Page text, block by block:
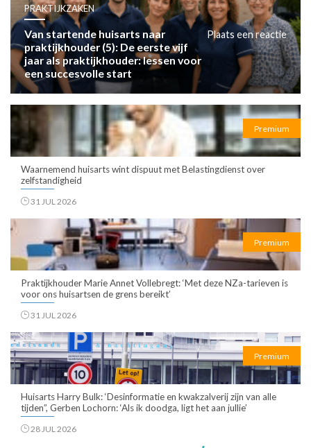
PRAKTIJKZAKEN
Van startende huisarts naar
praktijkhouder (5): De eerste vijf
jaar als praktijkhouder: lessen voor
een succesvolle start
Plaats een reactie
Premium
Waarnemend huisarts wint dispuut met Belastingdienst over
zelfstandigheid
31 JUL 2026
Premium
Praktijkhouder Marie Annet Vollebregt: ‘Met deze NZa-tarieven is
voor ons huisartsen de grens bereikt’
31 JUL 2026
Premium
Huisarts Harry Bulk: ‘Desinformatie en kwakzalverij zijn van alle
tijden”, Gerben Lochorn: ‘Als ik doodga, ligt het aan jullie’
28 JUL 2026